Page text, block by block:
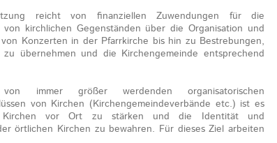
reicht von finanziellen Zuwendungen für die
von kirchlichen Gegenständen über die Organisation und
Konzerten in der Pfarrkirche bis hin zu Bestrebungen,
zu übernehmen und die Kirchengemeinde entsprechend
immer größer werdenden organisatorischen
von Kirchen (Kirchengemeindeverbände etc.) ist es
vor Ort zu stärken und die Identität und
örtlichen Kirchen zu bewahren. Für dieses Ziel arbeiten